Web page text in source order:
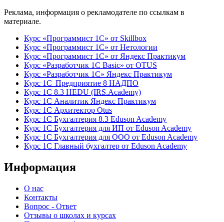
Реклама, информация о рекламодателе по ссылкам в
материале.
Курс «Программист 1С» от Skillbox
Курс «Программист 1С» от Нетологии
Курс «Программист 1С» от Яндекс Практикум
Курс «Разработчик 1С Basic» от OTUS
Курс «Разработчик 1С» Яндекс Практикум
Курс 1С Предприятие 8 НАДПО
Курс 1С 8.3 HEDU (IRS.Academy)
Курс 1С Аналитик Яндекс Практикум
Курс 1С Архитектор Otus
Курс 1С Бухгалтерия 8.3 Eduson Academy
Курс 1С Бухгалтерия для ИП от Eduson Academy
Курс 1С Бухгалтерия для ООО от Eduson Academy
Курс 1С Главный бухгалтер от Eduson Academy
Информация
О нас
Контакты
Вопрос - Ответ
Отзывы о школах и курсах